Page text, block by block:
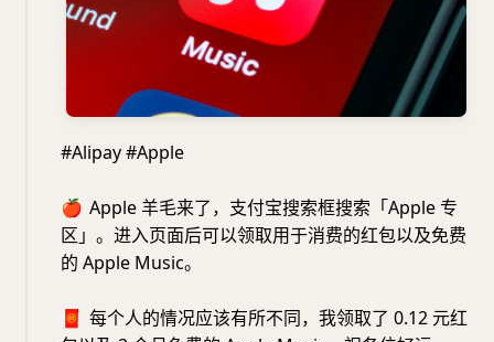
#Alipay #Apple
🍎 Apple 羊毛来了，支付宝搜索框搜索「Apple 专
区」。进入页面后可以领取用于消费的红包以及免费
的 Apple Music。
🧧 每个人的情况应该有所不同，我领取了 0.12 元红